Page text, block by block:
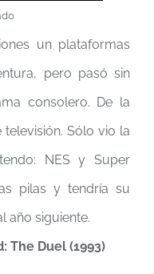
un plataformas
pero pasó sin
consolero. De la
Sólo vio la
NES y Super
pilas y tendría su
año siguiente.
The Duel (1993)